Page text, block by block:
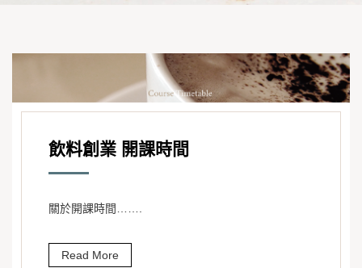
飲料創業 開課時間
關於開課時間…….
Read More